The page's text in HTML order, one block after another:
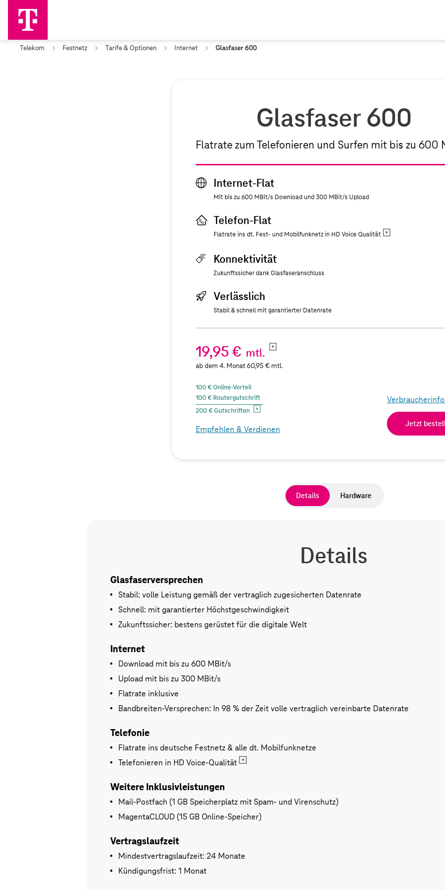
Telekom Festnetz Tarife & Optionen Internet Glasfaser 600
Glasfaser 600
Flatrate zum Telefonieren und Surfen mit bis zu 600
Internet-Flat
Mit bis zu 600 MBit/s Download und 300 MBit/s Upload
Telefon-Flat
Flatrate ins dt. Fest- und Mobilfunknetz in HD Voice Qualität
Konnektivität
Zukunftssicher dank Glasfaseranschluss
Verlässlich
Stabil & schnell mit garantierter Datenrate
19,95 € mtl.
ab dem 4. Monat 60,95 € mtl.
100 € Online-Vorteil
100 € Routergutschrift
200 € Gutschriften
Empfehlen & Verdienen
Jetzt
Details Hardware
Details
Glasfaserversprechen
Stabil: volle Leistung gemäß der vertraglich zugesicherten Datenrate
Schnell: mit garantierter Höchstgeschwindigkeit
Zukunftssicher: bestens gerüstet für die digitale Welt
Internet
Download mit bis zu 600 MBit/s
Upload mit bis zu 300 MBit/s
Flatrate inklusive
Bandbreiten-Versprechen: In 98 % der Zeit volle vertraglich vereinbarte Datenrate
Telefonie
Flatrate ins deutsche Festnetz & alle dt. Mobilfunknetze
Telefonieren in HD Voice-Qualität
Weitere Inklusivleistungen
Mail-Postfach (1 GB Speicherplatz mit Spam- und Virenschutz)
MagentaCLOUD (15 GB Online-Speicher)
Vertragslaufzeit
Mindestvertragslaufzeit: 24 Monate
Kündigungsfrist: 1 Monat